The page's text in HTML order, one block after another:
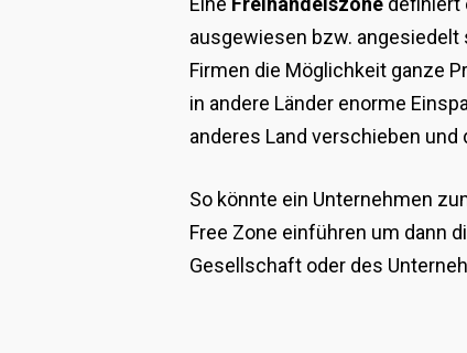
ausgewiesen bzw. angesiedelt
Firmen die Möglichkeit ganze
in andere Länder enorme
anderes Land verschieben
So könnte ein Unternehmen
Free Zone einführen um dann
Gesellschaft oder des